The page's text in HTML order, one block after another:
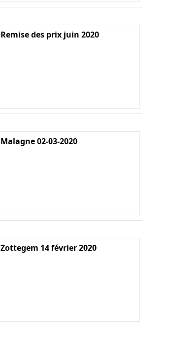
Remise des prix juin 2020
Malagne 02-03-2020
Zottegem 14 février 2020